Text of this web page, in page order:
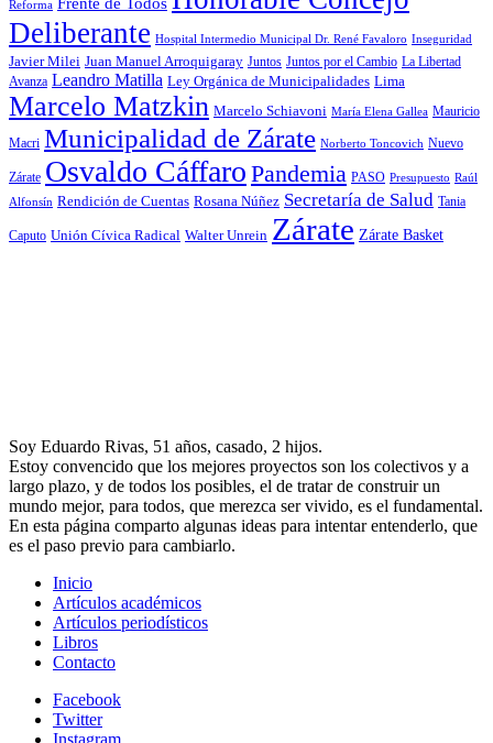
Reforma
Deliberante Hospital Intermedio Municipal Dr. René Favaloro Inseguridad
Javier Milei Juan Manuel Arroquigaray Juntos Juntos por el Cambio La Libertad
Avanza Leandro Matilla Ley Orgánica de Municipalidades Lima
Marcelo Matzkin Marcelo Schiavoni María Elena Gallea Mauricio
Macri Municipalidad de Zárate Norberto Toncovich Nuevo
Zárate Osvaldo Cáffaro Pandemia PASO Presupuesto Raúl
Alfonsín Rendición de Cuentas Rosana Núñez Secretaría de Salud Tania
Caputo Unión Cívica Radical Walter Unrein Zárate Zárate Basket
Soy Eduardo Rivas, 51 años, casado, 2 hijos.
Estoy convencido que los mejores proyectos son los colectivos y a
largo plazo, y de todos los posibles, el de tratar de construir un
mundo mejor, para todos, que merezca ser vivido, es el fundamental.
En esta página comparto algunas ideas para intentar entenderlo, que
es el paso previo para cambiarlo.
Inicio
Artículos académicos
Artículos periodísticos
Libros
Contacto
Facebook
Twitter
Instagram